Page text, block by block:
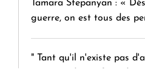
Tamara Stepanyan : «
guerre, on est tous des
" Tant qu'il n'existe pas